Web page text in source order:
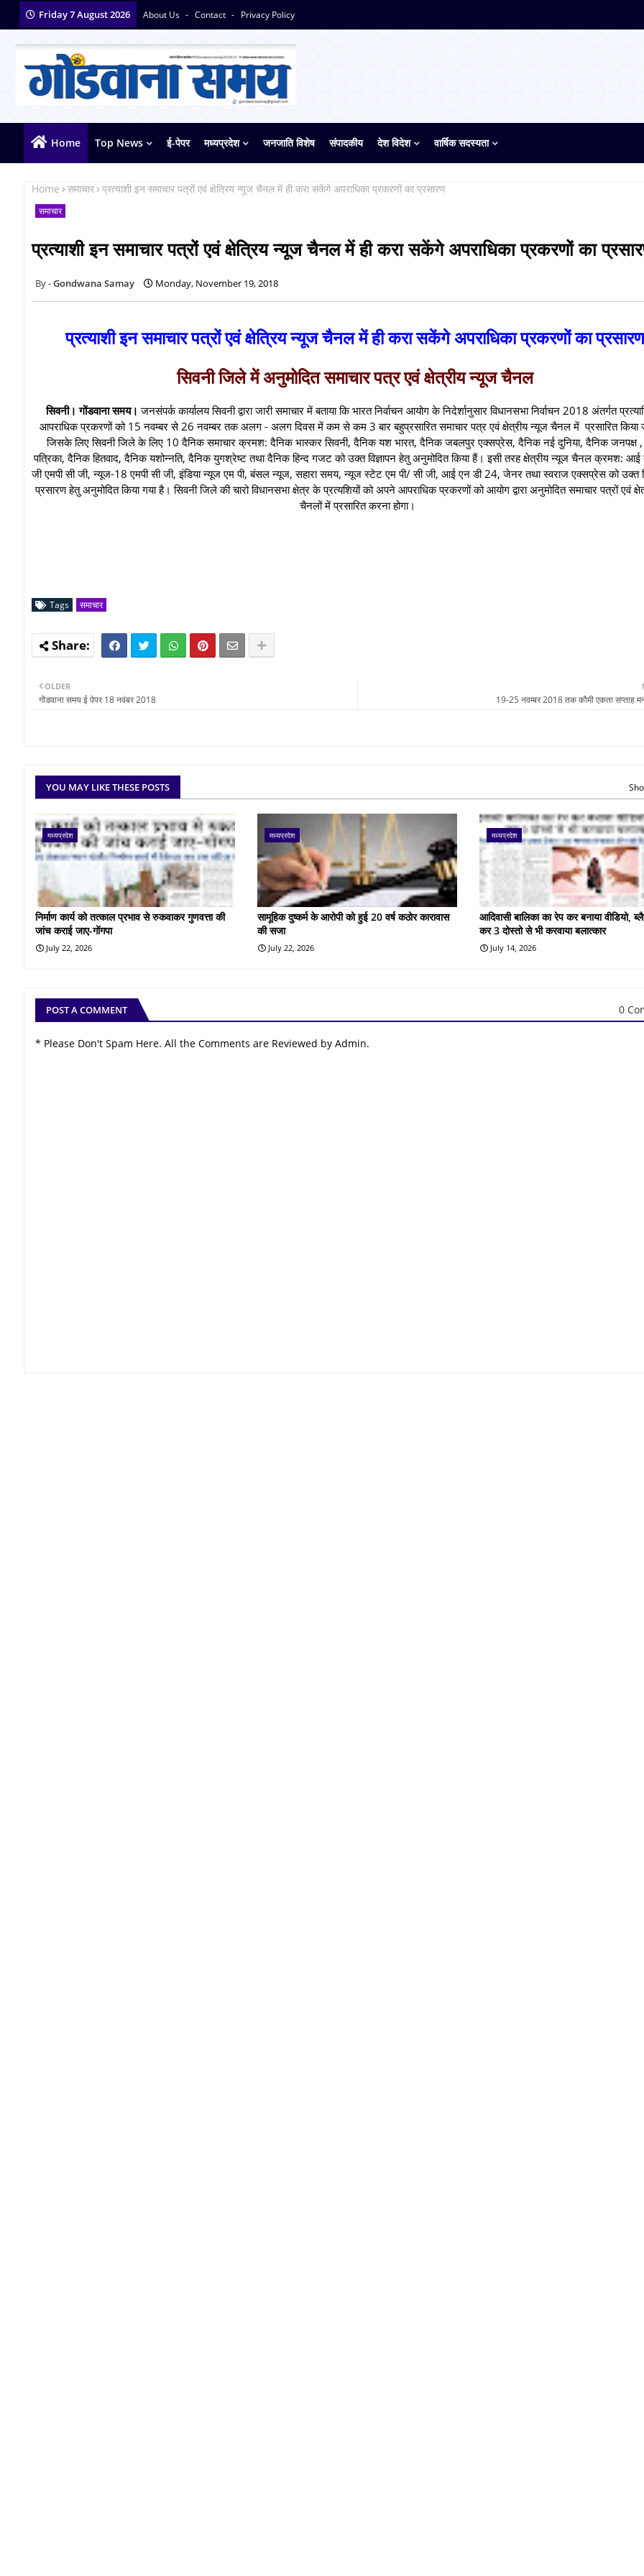
Friday 7 August 2026 About Us Contact Privacy Policy
Home Top News ई-पेपर मध्यप्रदेश जनजाति विशेष संपादकीय देश विदेश वार्षिक सदस्यता
Home समाचार प्रत्याशी इन समाचार पत्रों एवं क्षेत्रिय न्यूज चैनल में ही करा सकेंगे अपराधिका प्रकरणों का प्रसारण
समाचार
प्रत्याशी इन समाचार पत्रों एवं क्षेत्रिय न्यूज चैनल में ही करा सकेंगे अपराधिका प्रकरणों का
Gondwana Samay Monday, November 19, 2018
प्रत्याशी इन समाचार पत्रों एवं क्षेत्रिय न्यूज चैनल में ही करा सकेंगे अपराधिका प्रकरणों का
सिवनी जिले में अनुमोदित समाचार पत्र एवं क्षेत्रीय न्यूज चैनल
सिवनी। गोंडवाना समय। जनसंपर्क कार्यालय सिवनी द्वारा जारी समाचार में बताया कि भारत निर्वाचन आयोग के निदेर्शानुसार विधानसभा निर्वाचन 2018 अंतर्गत
आपराधिक प्रकरणों को 15 नवम्बर से 26 नवम्बर तक अलग - अलग दिवस में कम से कम 3 बार बहुप्रसारित समाचार पत्र एवं क्षेत्रीय न्यूज चैनल में प्रसारित किया
जिसके लिए सिवनी जिले के लिए 10 दैनिक समाचार क्रमश: दैनिक भास्कर सिवनी, दैनिक यश भारत, दैनिक जबलपुर एक्सप्रेस, दैनिक नई दुनिया, दैनिक जनपक्ष
पत्रिका, दैनिक हितवाद, दैनिक यशोन्नति, दैनिक युगश्रेष्ट तथा दैनिक हिन्द गजट को उक्त विज्ञापन हेतु अनुमोदित किया हैं। इसी तरह क्षेत्रीय न्यूज चैनल क्रमश: आई
जी एमपी सी जी, न्यूज-18 एमपी सी जी, इंडिया न्यूज एम पी, बंसल न्यूज, सहारा समय, न्यूज स्टेट एम पी/ सी जी, आई एन डी 24, जेनर तथा स्वराज एक्सप्रेस को उक्त
प्रसारण हेतु अनुमोदित किया गया है। सिवनी जिले की चारो विधानसभा क्षेत्र के प्रत्यशियों को अपने आपराधिक प्रकरणों को आयोग द्वारा अनुमोदित समाचार पत्रों एवं
चैनलों में प्रसारित करना होगा।
Tags समाचार
19-25 नवम्बर 2018 तक कौमी एकता सप्ताह
OLDER
गोंडवाना समय ई पेपर 18 नवंबर 2018
YOU MAY LIKE THESE POSTS
मध्यप्रदेश
निर्माण कार्य को तत्काल प्रभाव से रुकवाकर गुणवत्ता की
जांच कराई जाए-गोंगपा
July 22, 2026
मध्यप्रदेश
सामूहिक दुष्कर्म के आरोपी को हुई 20 वर्ष कठोर कारावास
की सजा
July 22, 2026
मध्यप्रदेश
आदिवासी बालिका का रेप कर बनाया वीडियो,
कर 3 दोस्तो से भी करवाया बलात्कार
July 14, 2026
POST A COMMENT 0
* Please Don't Spam Here. All the Comments are Reviewed by Admin.